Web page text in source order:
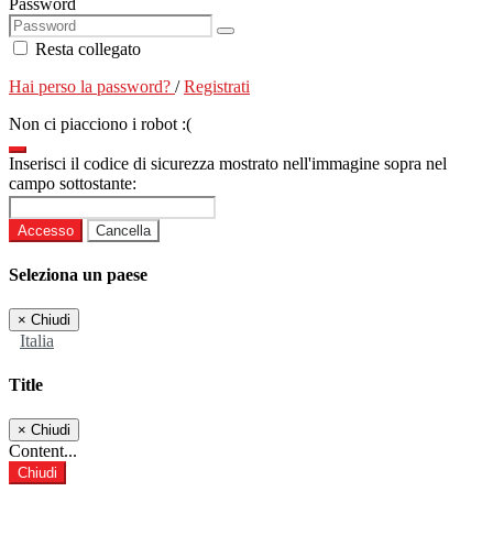
Resta collegato
Hai perso la password? /Registrati
Non ci piacciono i robot :(
Inserisci il codice di sicurezza mostrato nell'immagine sopra nel
campo sottostante:
Accesso Cancella
Seleziona un paese
× Chiudi
Italia
Title
× Chiudi
Content...
Chiudi